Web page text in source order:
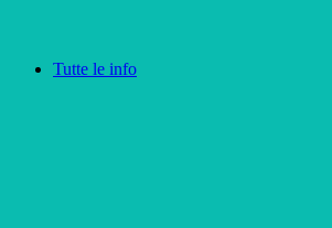
Tutte le info